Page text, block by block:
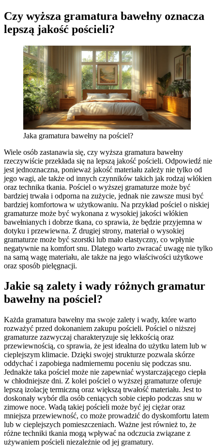
Czy wyższa gramatura bawełny oznacza
lepszą jakość pościeli?
Jaka gramatura bawełny na pościel?
Wiele osób zastanawia się, czy wyższa gramatura bawełny
rzeczywiście przekłada się na lepszą jakość pościeli. Odpowiedź nie
jest jednoznaczna, ponieważ jakość materiału zależy nie tylko od
jego wagi, ale także od innych czynników takich jak rodzaj włókien
oraz technika tkania. Pościel o wyższej gramaturze może być
bardziej trwała i odporna na zużycie, jednak nie zawsze musi być
bardziej komfortowa w użytkowaniu. Na przykład pościel o niskiej
gramaturze może być wykonana z wysokiej jakości włókien
bawełnianych i dobrze tkana, co sprawia, że będzie przyjemna w
dotyku i przewiewna. Z drugiej strony, materiał o wysokiej
gramaturze może być szorstki lub mało elastyczny, co wpłynie
negatywnie na komfort snu. Dlatego warto zwracać uwagę nie tylko
na samą wagę materiału, ale także na jego właściwości użytkowe
oraz sposób pielęgnacji.
Jakie są zalety i wady różnych gramatur
bawełny na pościel?
Każda gramatura bawełny ma swoje zalety i wady, które warto
rozważyć przed dokonaniem zakupu pościeli. Pościel o niższej
gramaturze zazwyczaj charakteryzuje się lekkością oraz
przewiewnością, co sprawia, że jest idealna do użytku latem lub w
cieplejszym klimacie. Dzięki swojej strukturze pozwala skórze
oddychać i zapobiega nadmiernemu poceniu się podczas snu.
Jednakże taka pościel może nie zapewniać wystarczającego ciepła
w chłodniejsze dni. Z kolei pościel o wyższej gramaturze oferuje
lepszą izolację termiczną oraz większą trwałość materiału. Jest to
doskonały wybór dla osób ceniących sobie ciepło podczas snu w
zimowe noce. Wadą takiej pościeli może być jej ciężar oraz
mniejsza przewiewność, co może prowadzić do dyskomfortu latem
lub w cieplejszych pomieszczeniach. Ważne jest również to, że
różne techniki tkania mogą wpływać na odczucia związane z
używaniem pościeli niezależnie od jej gramatury.